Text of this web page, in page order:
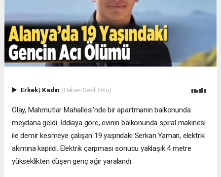
Erkek| Kadın (Haberi Sesli Oku)
Olay, Mahmutlar Mahallesi’nde bir apartmanın balkonunda
meydana geldi. İddiaya göre, evinin balkonunda spiral makinesi
ile demir kesmeye çalışan 19 yaşındaki Serkan Yaman, elektrik
akımına kapıldı. Elektrik çarpması sonucu yaklaşık 4 metre
yükseklikten düşen genç ağır yaralandı.